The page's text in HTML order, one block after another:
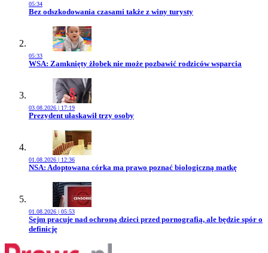
05:34
Przejdź do artykułu:
Bez odszkodowania czasami także z winy turysty
05:33
Przejdź do artykułu:
WSA: Zamknięty żłobek nie może pozbawić rodziców wsparcia
03.08.2026 | 17:19
Przejdź do artykułu:
Prezydent ułaskawił trzy osoby
01.08.2026 | 12:36
Przejdź do artykułu:
NSA: Adoptowana córka ma prawo poznać biologiczną matkę
01.08.2026 | 05:53
Przejdź do artykułu:
Sejm pracuje nad ochroną dzieci przed pornografią, ale będzie spór o
definicję